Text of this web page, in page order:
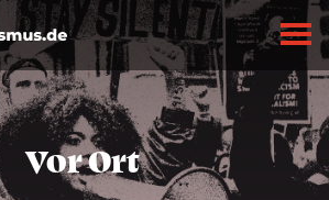
Vor Ort